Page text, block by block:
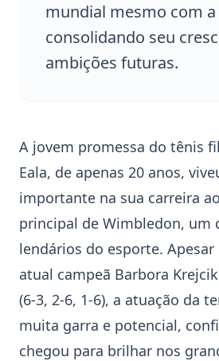
mundial mesmo com
consolidando seu
ambições futuras.
A jovem promessa do tênis
Eala, de apenas 20 anos,
importante na sua carreira
principal de Wimbledon, um
lendários do esporte.
atual campeã Barbora
(6-3, 2-6, 1-6), a atuação da
muita garra e potencial,
chegou para brilhar nos